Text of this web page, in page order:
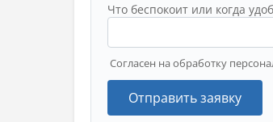
Что беспокоит или когда
Согласен на обработку
Отправить заявку